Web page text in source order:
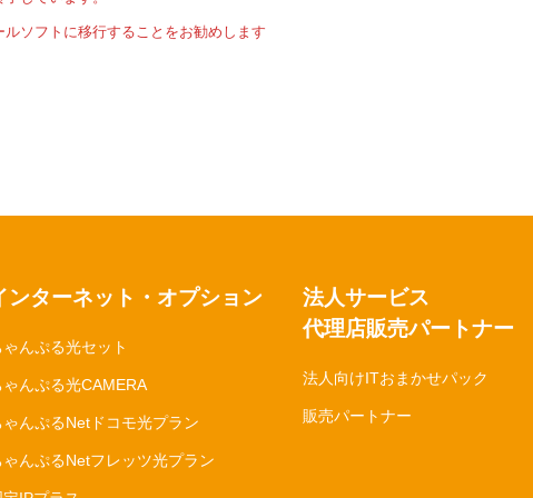
ソフトに移行することをお勧めします
ンターネット・オプション
ゃんぷる光セット
ゃんぷる光CAMERA
ゃんぷるNetドコモ光プラン
ゃんぷるNetフレッツ光プラン
法人サービス
代理店販売パートナー
法人向けITおまかせパック
販売パートナー